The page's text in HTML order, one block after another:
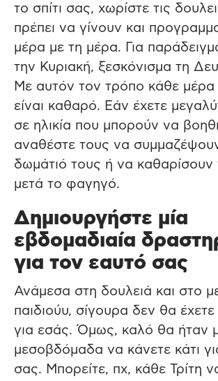
το σπίτι σας, χωρίστε τις
πρέπει να γίνουν και
μέρα με τη μέρα. Για
την Κυριακή, ξεσκόνισμα τη
Με αυτόν τον τρόπο κάθε μέρα
είναι καθαρό. Εάν έχετε
σε ηλικία που μπορούν να
αναθέστε τους να
δωμάτιό τους ή να καθαρίσουν
μετά το φαγηγό.
Δημιουργήστε μία
εβδομαδιαία
για τον εαυτό σας
Ανάμεσα στη δουλειά και στο
παιδιούυ, σίγουρα δεν θα
για εσάς. Όμως, καλό θα ήταν
μεσοβδόμαδα να κάνετε κάτι
σας. Μπορείτε, πχ, κάθε Τρίτη